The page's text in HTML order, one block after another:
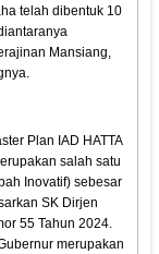
telah dibentuk 10
Mansiang,
Plan IAD HATTA
salah satu
Inovatif) sebesar
SK Dirjen
55 Tahun 2024.
merupakan